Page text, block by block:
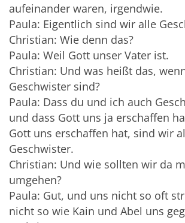
aufeinander waren, irgendwie.
Paula: Eigentlich sind wir alle
Christian: Wie denn das?
Paula: Weil Gott unser Vater ist.
Christian: Und was heißt das,
Geschwister sind?
Paula: Dass du und ich auch
und dass Gott uns ja erschaffen
Gott uns erschaffen hat, sind wir
Geschwister.
Christian: Und wie sollten wir da
umgehen?
Paula: Gut, und uns nicht so oft
nicht so wie Kain und Abel uns